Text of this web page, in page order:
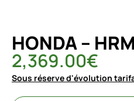
HONDA –
2,369.00€
Sous réserve d'évolution